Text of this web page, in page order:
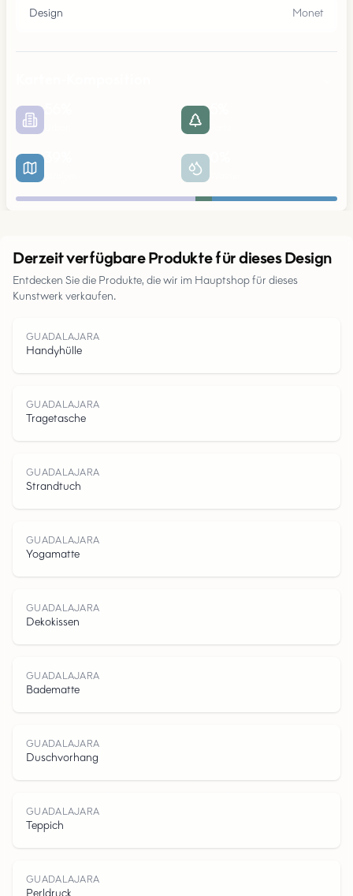
G
U
A
D
A
L
A
J
A
R
Design Monet
Parks
Derzeit verfügbare Produkte für dieses Design
Entdecken Sie die Produkte, die wir im Hauptshop für dieses
Kunstwerk verkaufen.
GUADALAJARA
Handyhülle
GUADALAJARA
Tragetasche
GUADALAJARA
Strandtuch
GUADALAJARA
Yogamatte
GUADALAJARA
Dekokissen
GUADALAJARA
Badematte
GUADALAJARA
Duschvorhang
GUADALAJARA
Teppich
GUADALAJARA